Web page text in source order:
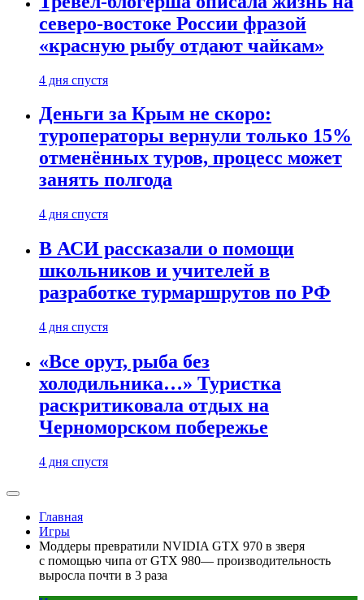
северо-востоке России фразой
«красную рыбу отдают чайкам»
4 дня спустя
Деньги за Крым не скоро:
туроператоры вернули только 15%
отменённых туров, процесс может
занять полгода
4 дня спустя
В АСИ рассказали о помощи
школьников и учителей в
разработке турмаршрутов по РФ
4 дня спустя
«Все орут, рыба без
холодильника…» Туристка
раскритиковала отдых на
Черноморском побережье
4 дня спустя
Главная
Игры
Моддеры превратили NVIDIA GTX 970 в зверя
с помощью чипа от GTX 980— производительность
выросла почти в 3 раза